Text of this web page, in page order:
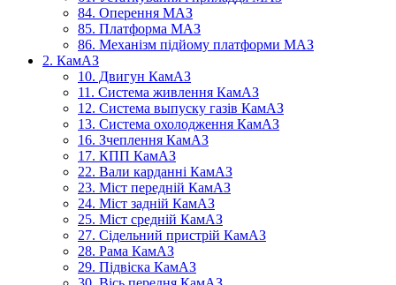
84. Оперення МАЗ
85. Платформа МАЗ
86. Механізм підйому платформи МАЗ
2. КамАЗ
10. Двигун КамАЗ
11. Система живлення КамАЗ
12. Система выпуску газів КамАЗ
13. Система охолодження КамАЗ
16. Зчеплення КамАЗ
17. КПП КамАЗ
22. Вали карданні КамАЗ
23. Міст передній КамАЗ
24. Міст задній КамАЗ
25. Міст средній КамАЗ
27. Сідельний пристрій КамАЗ
28. Рама КамАЗ
29. Підвіска КамАЗ